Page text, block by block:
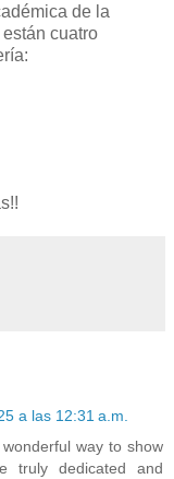
de la
cuatro
a las 12:31 a.m.
way to show
truly dedicated and